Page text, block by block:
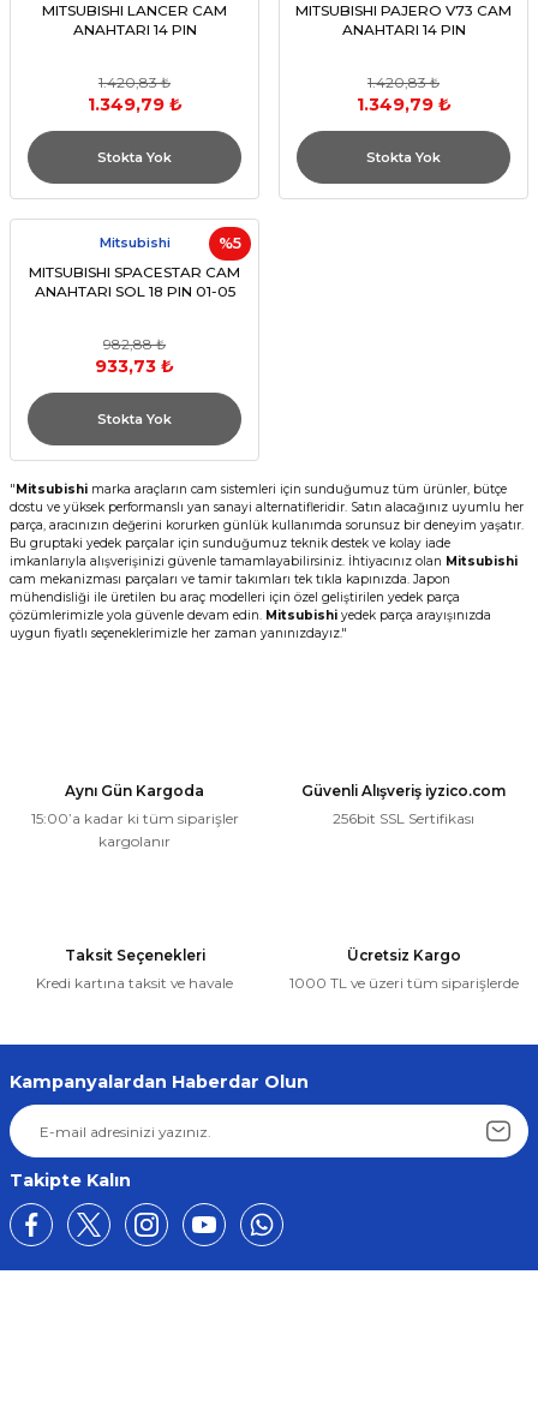
MITSUBISHI LANCER CAM
ANAHTARI 14 PIN
1.420,83 ₺
1.349,79 ₺
Stokta Yok
MITSUBISHI PAJERO V73 CAM
ANAHTARI 14 PIN
1.420,83 ₺
1.349,79 ₺
Stokta Yok
%5
Mitsubishi
MITSUBISHI SPACESTAR CAM
ANAHTARI SOL 18 PIN 01-05
982,88 ₺
933,73 ₺
Stokta Yok
"Mitsubishi marka araçların cam sistemleri için sunduğumuz tüm ürünler, bütçe
dostu ve yüksek performanslı yan sanayi alternatifleridir. Satın alacağınız uyumlu her
parça, aracınızın değerini korurken günlük kullanımda sorunsuz bir deneyim yaşatır.
Bu gruptaki yedek parçalar için sunduğumuz teknik destek ve kolay iade
imkanlarıyla alışverişinizi güvenle tamamlayabilirsiniz. İhtiyacınız olan Mitsubishi
cam mekanizması parçaları ve tamir takımları tek tıkla kapınızda. Japon
mühendisliği ile üretilen bu araç modelleri için özel geliştirilen yedek parça
çözümlerimizle yola güvenle devam edin. Mitsubishi yedek parça arayışınızda
uygun fiyatlı seçeneklerimizle her zaman yanınızdayız."
Aynı Gün Kargoda
15:00’a kadar ki tüm siparişler
kargolanır
Güvenli Alışveriş iyzico.com
256bit SSL Sertifikası
Taksit Seçenekleri
Kredi kartına taksit ve havale
Ücretsiz Kargo
1000 TL ve üzeri tüm siparişlerde
Kampanyalardan Haberdar Olun
Takipte Kalın